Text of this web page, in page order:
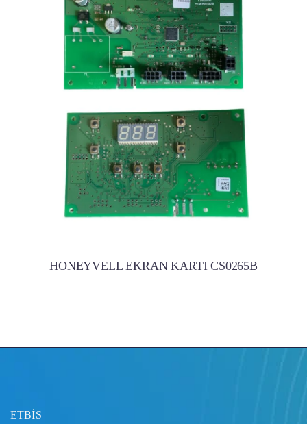
HONEYVELL EKRAN KARTI CS0265B
ETBİS